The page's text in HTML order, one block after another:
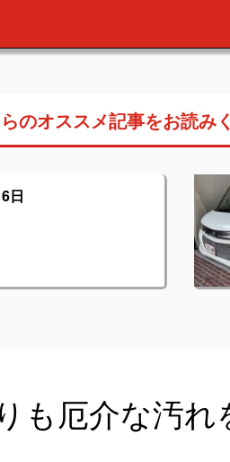
のオススメ記事をお読み
日
も厄介な汚